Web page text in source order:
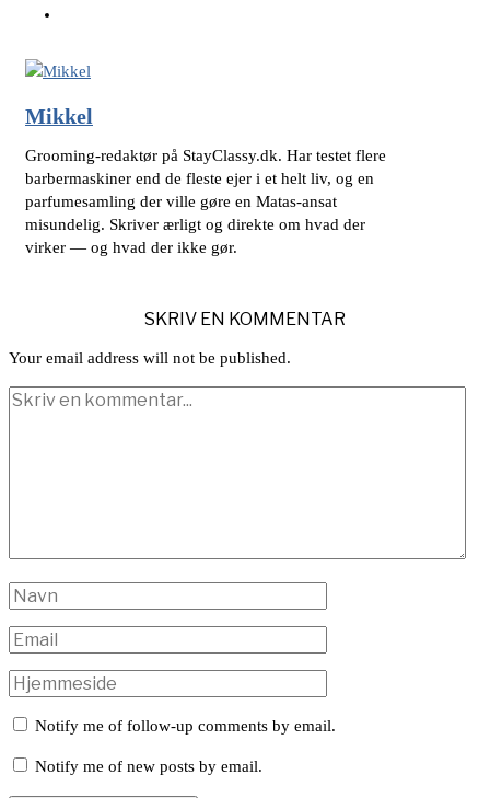
Mikkel
Grooming-redaktør på StayClassy.dk. Har testet flere
barbermaskiner end de fleste ejer i et helt liv, og en
parfumesamling der ville gøre en Matas-ansat
misundelig. Skriver ærligt og direkte om hvad der
virker — og hvad der ikke gør.
SKRIV EN KOMMENTAR
Your email address will not be published.
Notify me of follow-up comments by email.
Notify me of new posts by email.